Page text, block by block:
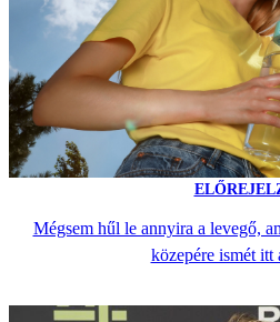
Mégsem hűl le annyira a levegő,
közepére ismét itt